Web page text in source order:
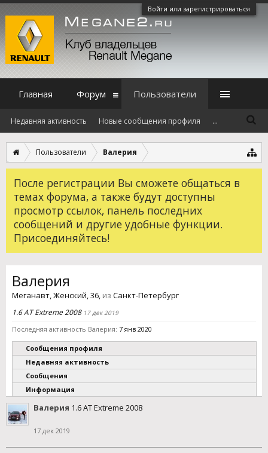
Войти или зарегистрироваться
Пользователи Валерия
После регистрации Вы сможете общаться в
темах форума, а также будут доступны
просмотр ссылок, панель последних
сообщений и другие удобные функции.
Присоединяйтесь!
Валерия
Меганавт, Женский, 36, из Санкт-Петербург
1.6 AT Extreme 2008 17 дек 2019
Последняя активность Валерия: 7 янв 2020
Сообщения профиля
Недавняя активность
Сообщения
Информация
Валерия 1.6 AT Extreme 2008
17 дек 2019
Главная Форум Пользователи
Недавняя активность Новые сообщения профиля ...